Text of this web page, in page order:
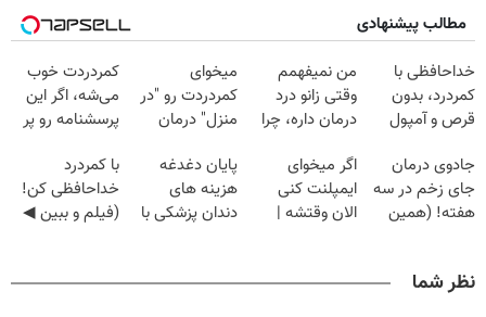
مطالب پیشنهادی
خداحافظی با
کمردرد، بدون
قرص و آمپول
من نمیفهمم
وقتی زانو درد
درمان داره، چرا
تحمل میکنی؟❗
میخوای
کمردردت رو "در
منزل" درمان
◂پرسش‌نامه)
کمردردت خوب
می‌شه، اگر این
پرسشنامه رو پر
جادوی درمان
جای زخم در سه
هفته! (همین
اگر میخوای
ایمپلنت کنی
الان وقتشه |
پایان دغدغه
هزینه های
دندان پزشکی با
با کمردرد
خداحافظی کن!
(فیلم و ببین ◀
نظر شما